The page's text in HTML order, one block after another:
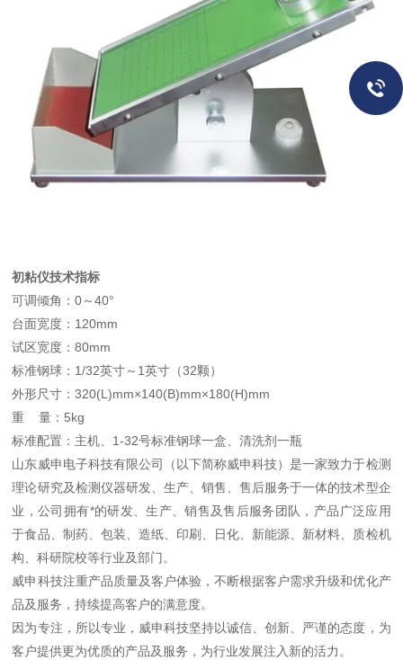
初粘仪技术指标
可调倾角：0～40°
台面宽度：120mm
试区宽度：80mm
标准钢球：1/32英寸～1英寸（32颗）
外形尺寸：320(L)mm×140(B)mm×180(H)mm
重 量：5kg
标准配置：主机、1-32号标准钢球一盒、清洗剂一瓶
山东威申电子科技有限公司（以下简称威申科技）是一家致力于检测
理论研究及检测仪器研发、生产、销售、售后服务于一体的技术型企
业，公司拥有*的研发、生产、销售及售后服务团队，产品广泛应用
于食品、制药、包装、造纸、印刷、日化、新能源、新材料、质检机
构、科研院校等行业及部门。
威申科技注重产品质量及客户体验，不断根据客户需求升级和优化产
品及服务，持续提高客户的满意度。
因为专注，所以专业，威申科技坚持以诚信、创新、严谨的态度，为
客户提供更为优质的产品及服务，为行业发展注入新的活力。